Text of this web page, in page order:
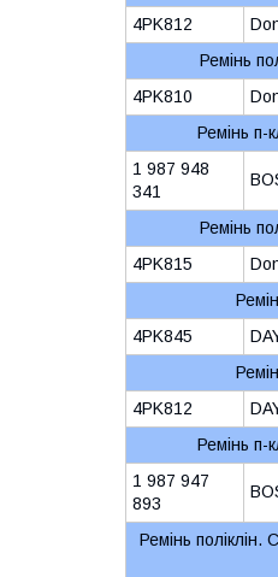
4PK812
Ремінь
4PK810
Ремінь п-
1 987 948
341
Ремінь
4PK815
4PK845
4PK812
Ремінь п-
1 987 947
893
Ремінь